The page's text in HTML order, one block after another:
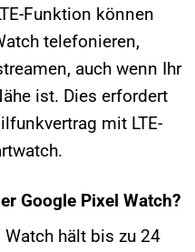
Funktion können
telefonieren,
auch wenn Ihr
ist. Dies erfordert
mit LTE-
Google Pixel Watch?
Watch hält bis zu 24